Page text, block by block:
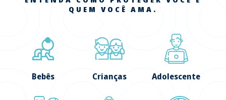
QUEM VOCÊ AMA.
Bebês Crianças Adolescente